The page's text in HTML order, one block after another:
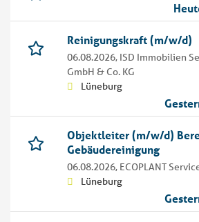
Reinigungskraft (m/w/d)
06.08.2026, ISD Immobilien
GmbH & Co. KG
Lüneburg
Objektleiter (m/w/d)
Gebäudereinigung
06.08.2026, ECOPLANT
Lüneburg